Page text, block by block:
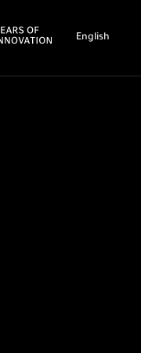
English